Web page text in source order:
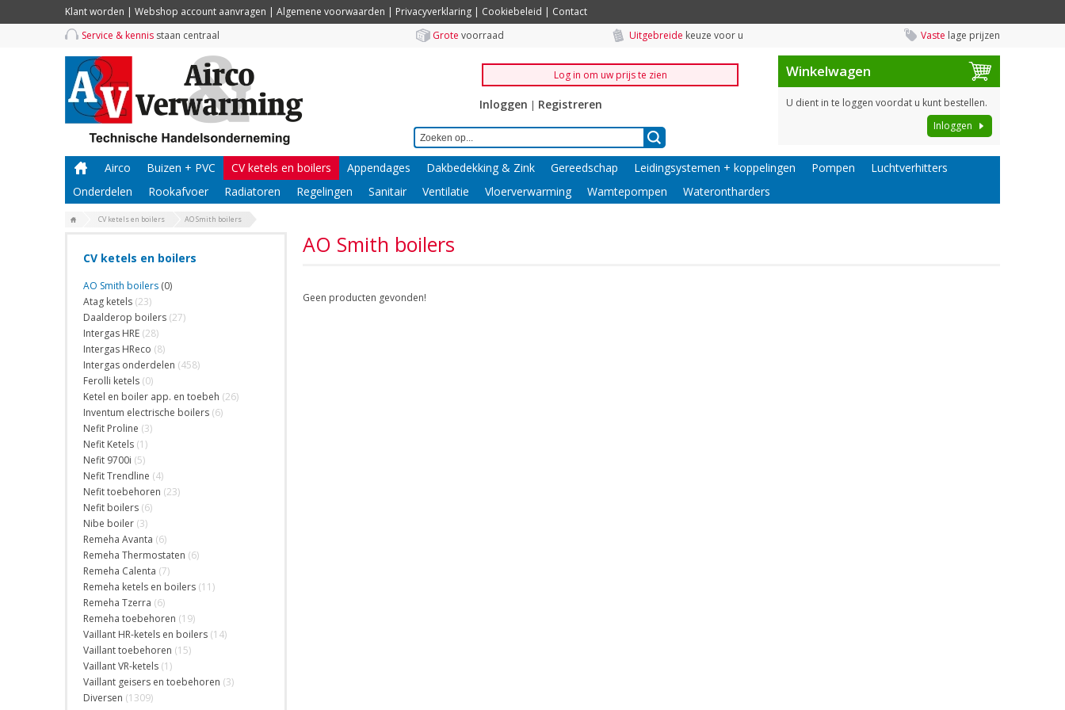
Klant worden | Webshop account aanvragen | Algemene voorwaarden | Privacyverklaring | Cookiebeleid | Contact
Service & kennis staan centraal Grote voorraad Uitgebreide keuze voor u Vaste lage prijzen
Log in om uw prijs te zien
Inloggen | Registreren
Winkelwagen
U dient in te loggen voordat u kunt bestellen.
Inloggen
Airco Buizen + PVC CV ketels en boilers Appendages Dakbedekking & Zink Gereedschap Leidingsystemen + koppelingen Pompen
Luchtverhitters
Onderdelen
Rookafvoer Radiatoren Regelingen Sanitair Ventilatie Vloerverwarming Wamtepompen Waterontharders
CV ketels en boilers AO Smith boilers
CV ketels en boilers
AO Smith boilers (0)
Atag ketels (23)
Daalderop boilers (27)
Intergas HRE (28)
Intergas HReco (8)
Intergas onderdelen (458)
Ferolli ketels (0)
Ketel en boiler app. en toebeh (26)
Inventum electrische boilers (6)
Nefit Proline (3)
Nefit Ketels (1)
Nefit 9700i (5)
Nefit Trendline (4)
Nefit toebehoren (23)
Nefit boilers (6)
Nibe boiler (3)
Remeha Avanta (6)
Remeha Thermostaten (6)
Remeha Calenta (7)
Remeha ketels en boilers (11)
Remeha Tzerra (6)
Remeha toebehoren (19)
Vaillant HR-ketels en boilers (14)
Vaillant toebehoren (15)
Vaillant VR-ketels (1)
Vaillant geisers en toebehoren (3)
Diversen (1309)
AO Smith boilers
Geen producten gevonden!